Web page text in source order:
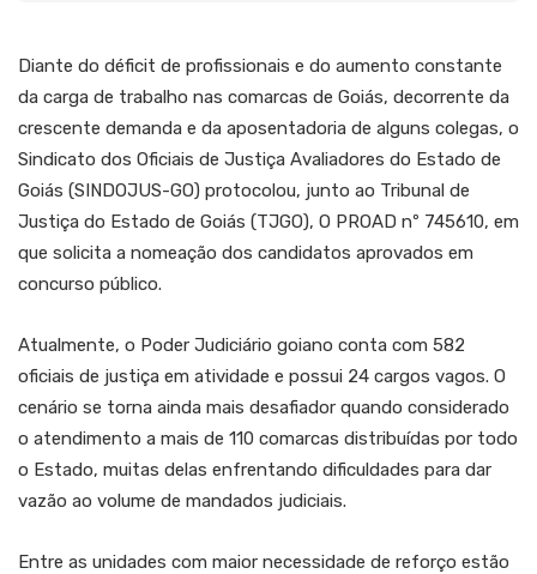
Diante do déficit de profissionais e do aumento constante
da carga de trabalho nas comarcas de Goiás, decorrente da
crescente demanda e da aposentadoria de alguns colegas, o
Sindicato dos Oficiais de Justiça Avaliadores do Estado de
Goiás (SINDOJUS-GO) protocolou, junto ao Tribunal de
Justiça do Estado de Goiás (TJGO), O PROAD nº 745610, em
que solicita a nomeação dos candidatos aprovados em
concurso público.
Atualmente, o Poder Judiciário goiano conta com 582
oficiais de justiça em atividade e possui 24 cargos vagos. O
cenário se torna ainda mais desafiador quando considerado
o atendimento a mais de 110 comarcas distribuídas por todo
o Estado, muitas delas enfrentando dificuldades para dar
vazão ao volume de mandados judiciais.
Entre as unidades com maior necessidade de reforço estão